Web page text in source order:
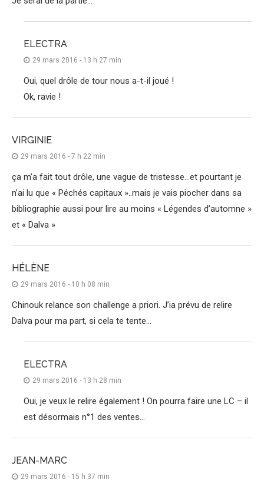
ELECTRA
29 mars 2016 - 13 h 27 min
Oui, quel drôle de tour nous a-t-il joué !
Ok, ravie !
VIRGINIE
29 mars 2016 - 7 h 22 min
ça m’a fait tout drôle, une vague de tristesse…et pourtant je
n’ai lu que « Péchés capitaux »..mais je vais piocher dans sa
bibliographie aussi pour lire au moins « Légendes d’automne »
et « Dalva »
HÉLÈNE
29 mars 2016 - 10 h 08 min
Chinouk relance son challenge a priori. J’ia prévu de relire
Dalva pour ma part, si cela te tente…
ELECTRA
29 mars 2016 - 13 h 28 min
Oui, je veux le relire également ! On pourra faire une LC – il
est désormais n°1 des ventes…
JEAN-MARC
29 mars 2016 - 15 h 37 min